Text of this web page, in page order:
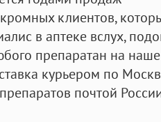
клиентов,
в аптеке вслух,
препаратан на
курьером по
почтой